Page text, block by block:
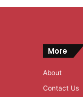
More
About
Contact Us